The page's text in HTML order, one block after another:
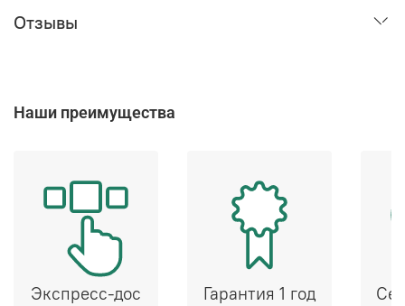
Отзывы
Наши преимущества
Экспресс-дос
Гарантия 1 год